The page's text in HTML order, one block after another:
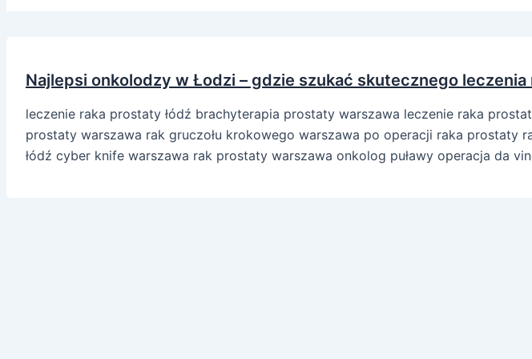
Najlepsi onkolodzy w Łodzi – gdzie szukać skutecznego leczenia
leczenie raka prostaty łódź brachyterapia prostaty warszawa leczenie raka
prostaty warszawa rak gruczołu krokowego warszawa po operacji raka
łódź cyber knife warszawa rak prostaty warszawa onkolog puławy operacja da